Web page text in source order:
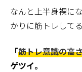
なんと上半身裸に
かりに筋トレして
「筋トレ意識の高
ゲツイ。